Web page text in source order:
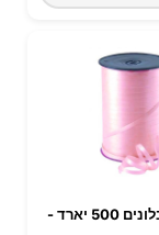
גליל חוט לבלונים 500 יארד -